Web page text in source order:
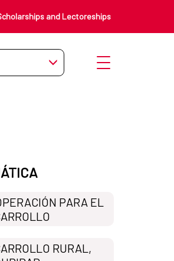
and Lectoreships
Open menu
PARA EL
RURAL,